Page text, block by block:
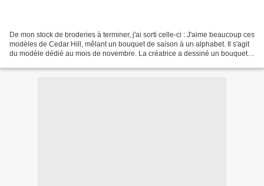
De mon stock de broderies à terminer, j'ai sorti celle-ci : J'aime beaucoup ces
modèles de Cedar Hill, mêlant un bouquet de saison à un alphabet. Il s'agit
du modèle dédié au mois de novembre. La créatrice a dessiné un bouquet